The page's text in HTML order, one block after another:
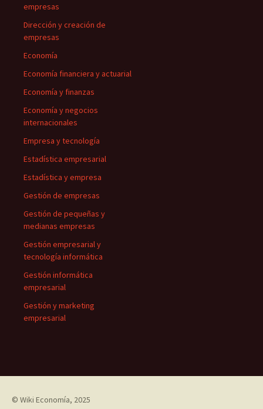
empresas
Dirección y creación de
empresas
Economía
Economía financiera y actuarial
Economía y finanzas
Economía y negocios
internacionales
Empresa y tecnología
Estadística empresarial
Estadística y empresa
Gestión de empresas
Gestión de pequeñas y
medianas empresas
Gestión empresarial y
tecnología informática
Gestión informática
empresarial
Gestión y marketing
empresarial
© Wiki Economía, 2025